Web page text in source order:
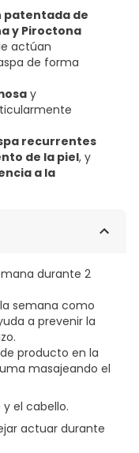
patentada de
y Piroctona
actúan
de forma
y
recurrentes
de la piel, y
a la
durante 2
la semana como
a prevenir la
producto en la
masajeando el
el cabello.
actuar durante